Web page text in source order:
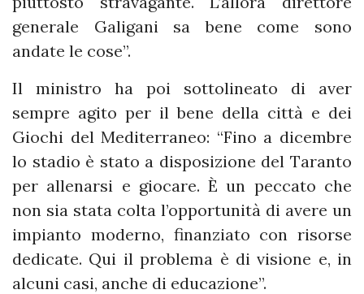
generale Galigani sa bene come sono
andate le cose”.
Il ministro ha poi sottolineato di aver
sempre agito per il bene della città e dei
Giochi del Mediterraneo: “Fino a dicembre
lo stadio è stato a disposizione del Taranto
per allenarsi e giocare. È un peccato che
non sia stata colta l’opportunità di avere un
impianto moderno, finanziato con risorse
dedicate. Qui il problema è di visione e, in
alcuni casi, anche di educazione”.